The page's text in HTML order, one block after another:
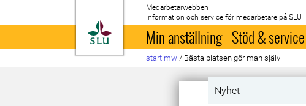
Till startsida
Medarbetarwebben
Information och service för medarbetare på SLU
Min anställning Stöd & service
start mw / Bästa platsen gör man själv
Nyhet